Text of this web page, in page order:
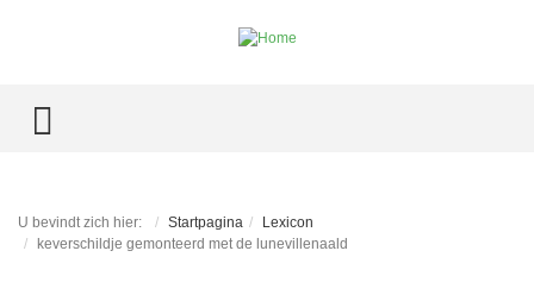
TOGGLE MENU
U bevindt zich hier: Startpagina
Lexicon
keverschildje gemonteerd met de lunevillenaald